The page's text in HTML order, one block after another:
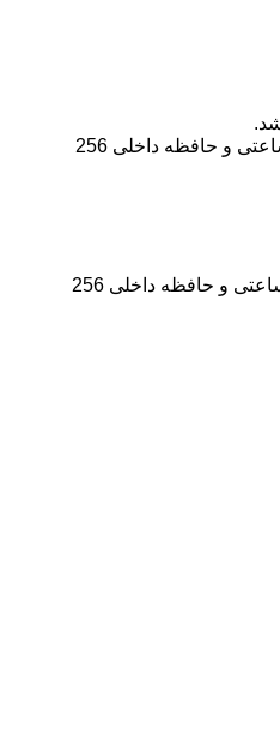
از ویژگی‌های بارز این گوشی می‌توان به دکمه اختصاصی NXTPAPER، نمایشگر 6.8 اینچی با نرخ نوسازی 120 هرتز، دوربین سه‌گانه 50 مگاپیکسلی، باتری 5010 میلی‌آمپرساعتی و حافظه داخلی 256
از مشخصات قابل توجه این تبلت می‌توان به نمایشگر 11.5 اینچی با رزولوشن 2.2K و نرخ نوسازی 120 هرتز، ضخامت 6.5 میلی‌متری، وزن 490 گرم، باتری 8000 میلی‌آمپرساعتی و حافظه داخلی 256